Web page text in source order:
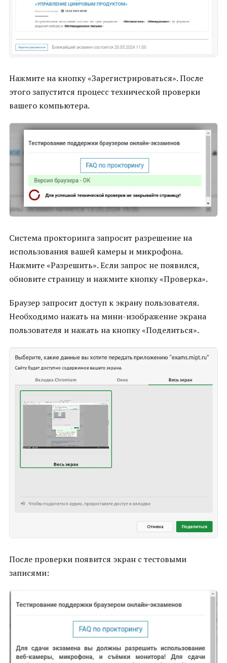
Нажмите на кнопку «Зарегистрироваться». После
этого запустится процесс технической проверки
вашего компьютера.
Система прокторинга запросит разрешение на
использования вашей камеры и микрофона.
Нажмите «Разрешить». Если запрос не появился,
обновите страницу и нажмите кнопку «Проверка».
Браузер запросит доступ к экрану пользователя.
Необходимо нажать на мини-изображение экрана
пользователя и нажать на кнопку «Поделиться».
После проверки появится экран с тестовыми
записями: